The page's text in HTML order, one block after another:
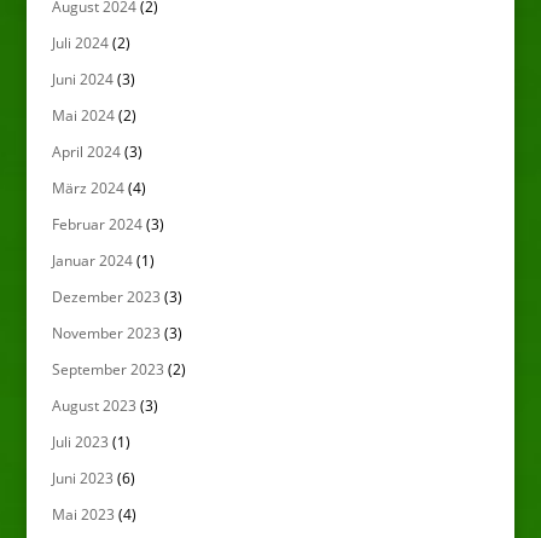
August 2024(2)
Juli 2024(2)
Juni 2024(3)
Mai 2024(2)
April 2024(3)
März 2024(4)
Februar 2024(3)
Januar 2024(1)
Dezember 2023 (3)
November 2023 (3)
September 2023 (2)
August 2023 (3)
Juli 2023 (1)
Juni 2023 (6)
Mai 2023 (4)